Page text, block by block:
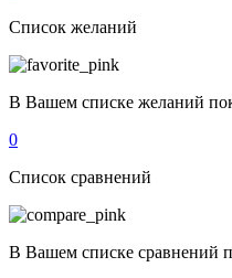
Список желаний
В Вашем списке желаний
0
Список сравнений
В Вашем списке сравнений